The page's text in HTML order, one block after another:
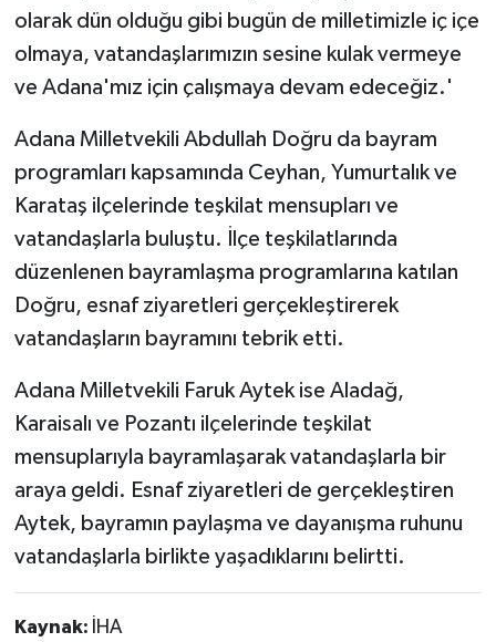
olarak dün olduğu gibi bugün de milletimizle iç içe
olmaya, vatandaşlarımızın sesine kulak vermeye
ve Adana'mız için çalışmaya devam edeceğiz.'
Adana Milletvekili Abdullah Doğru da bayram
programları kapsamında Ceyhan, Yumurtalık ve
Karataş ilçelerinde teşkilat mensupları ve
vatandaşlarla buluştu. İlçe teşkilatlarında
düzenlenen bayramlaşma programlarına katılan
Doğru, esnaf ziyaretleri gerçekleştirerek
vatandaşların bayramını tebrik etti.
Adana Milletvekili Faruk Aytek ise Aladağ,
Karaisalı ve Pozantı ilçelerinde teşkilat
mensuplarıyla bayramlaşarak vatandaşlarla bir
araya geldi. Esnaf ziyaretleri de gerçekleştiren
Aytek, bayramın paylaşma ve dayanışma ruhunu
vatandaşlarla birlikte yaşadıklarını belirtti.
Kaynak: İHA